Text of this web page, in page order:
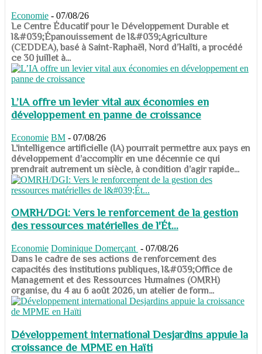
Economie - 07/08/26
​​​​​​​Le Centre Éducatif pour le Développement Durable et
l&#039;Épanouissement de l&#039;Agriculture
(CEDDEA), basé à Saint-Raphaël, Nord d’Haïti, a procédé
ce 30 juillet à...
L’IA offre un levier vital aux économies en
développement en panne de croissance
Economie BM - 07/08/26
​​​​​​​L’intelligence artificielle (IA) pourrait permettre aux pays en
développement d’accomplir en une décennie ce qui
prendrait autrement un siècle, à condition d’agir rapide...
OMRH/DGI: Vers le renforcement de la gestion
des ressources matérielles de l'Ét...
Economie Dominique Domerçant - 07/08/26
Dans le cadre de ses actions de renforcement des
capacités des institutions publiques, l&#039;Office de
Management et des Ressources Humaines (OMRH)
organise, du 4 au 6 août 2026, un atelier de form...
Développement international Desjardins appuie la
croissance de MPME en Haïti